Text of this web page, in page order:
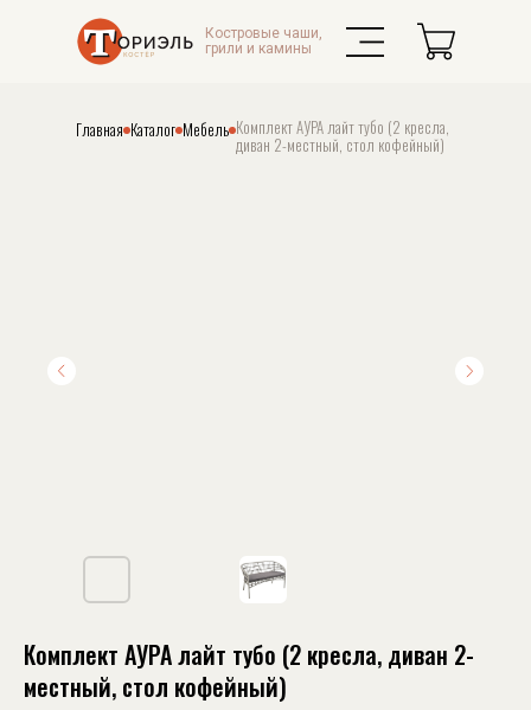
Костровые чаши,
грили и камины
Главная Каталог Мебель Комплект АУРА лайт тубо (2 кресла,
диван 2-местный, стол кофейный)
Комплект АУРА лайт тубо (2 кресла, диван 2-
местный, стол кофейный)